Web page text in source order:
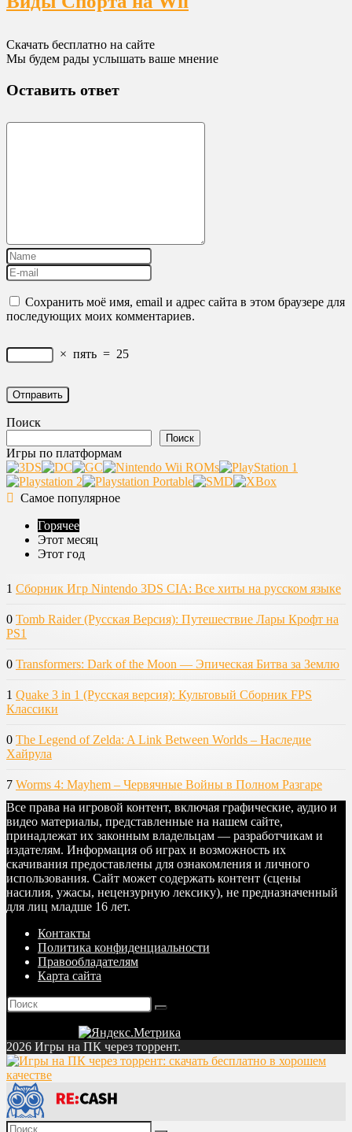
Скачать бесплатно на сайте
Мы будем рады услышать ваше мнение
Оставить ответ
Сохранить моё имя, email и адрес сайта в этом браузере для
последующих моих комментариев.
× пять = 25
Поиск
Поиск
Игры по платформам
Самое популярное
Горячее
Этот месяц
Этот год
1 Сборник Игр Nintendo 3DS CIA: Все хиты на русском языке
0 Tomb Raider (Русская Версия): Путешествие Лары Крофт на
PS1
0 Transformers: Dark of the Moon — Эпическая Битва за Землю
1 Quake 3 in 1 (Русская версия): Культовый Сборник FPS
Классики
0 The Legend of Zelda: A Link Between Worlds – Наследие
Хайрула
7 Worms 4: Mayhem – Червячные Войны в Полном Разгаре
Все права на игровой контент, включая графические, аудио и
видео материалы, представленные на нашем сайте,
принадлежат их законным владельцам — разработчикам и
издателям. Информация об играх и возможность их
скачивания предоставлены для ознакомления и личного
использования. Сайт может содержать контент (сцены
насилия, ужасы, нецензурную лексику), не предназначенный
для лиц младше 16 лет.
Контакты
Политика конфиденциальности
Правообладателям
Карта сайта
2026 Игры на ПК через торрент.